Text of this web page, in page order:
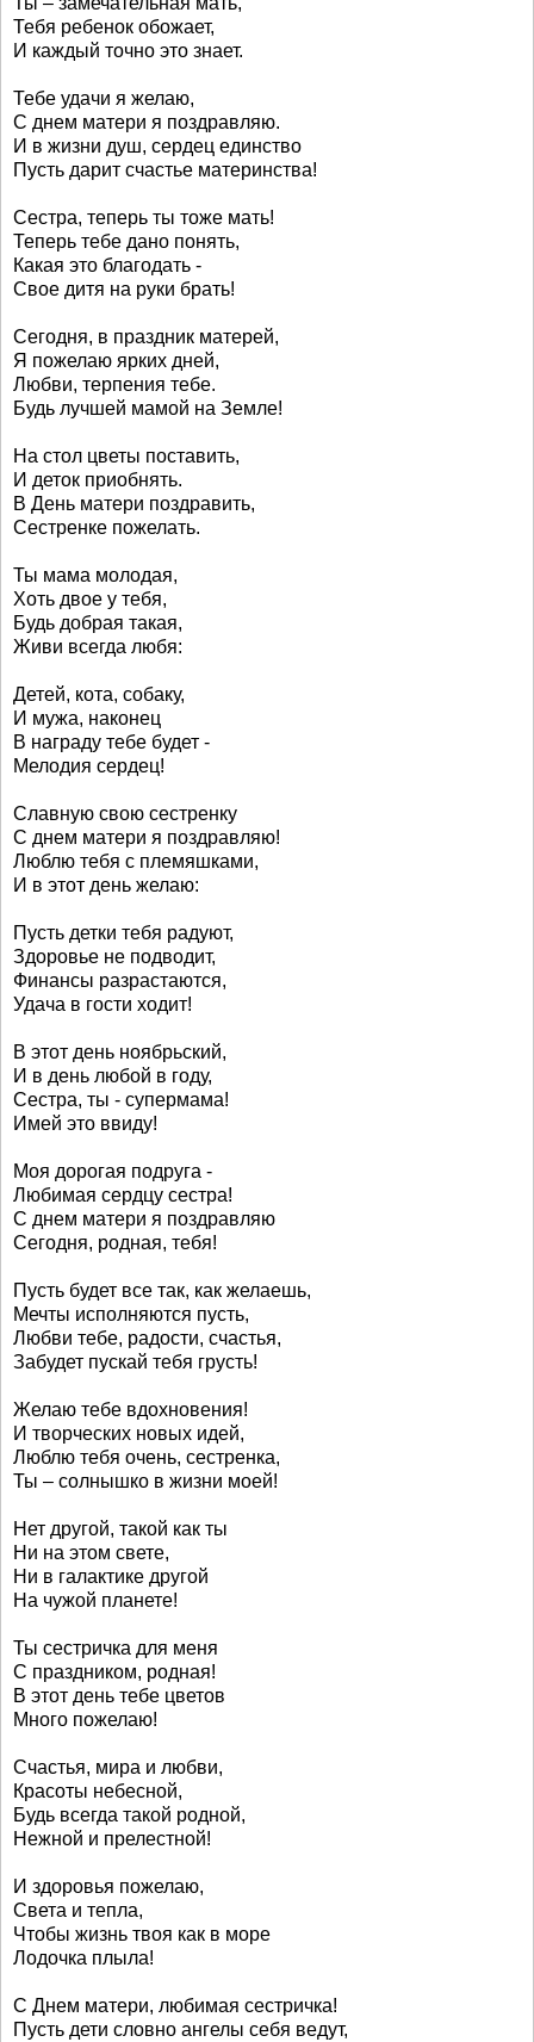
Тебя ребенок обожает,
И каждый точно это знает.
Тебе удачи я желаю,
С днем матери я поздравляю.
И в жизни душ, сердец единство
Пусть дарит счастье материнства!
Сестра, теперь ты тоже мать!
Теперь тебе дано понять,
Какая это благодать -
Свое дитя на руки брать!
Сегодня, в праздник матерей,
Я пожелаю ярких дней,
Любви, терпения тебе.
Будь лучшей мамой на Земле!
На стол цветы поставить,
И деток приобнять.
В День матери поздравить,
Сестренке пожелать.
Ты мама молодая,
Хоть двое у тебя,
Будь добрая такая,
Живи всегда любя:
Детей, кота, собаку,
И мужа, наконец
В награду тебе будет -
Мелодия сердец!
Славную свою сестренку
С днем матери я поздравляю!
Люблю тебя с племяшками,
И в этот день желаю:
Пусть детки тебя радуют,
Здоровье не подводит,
Финансы разрастаются,
Удача в гости ходит!
В этот день ноябрьский,
И в день любой в году,
Сестра, ты - супермама!
Имей это ввиду!
Моя дорогая подруга -
Любимая сердцу сестра!
С днем матери я поздравляю
Сегодня, родная, тебя!
Пусть будет все так, как желаешь,
Мечты исполняются пусть,
Любви тебе, радости, счастья,
Забудет пускай тебя грусть!
Желаю тебе вдохновения!
И творческих новых идей,
Люблю тебя очень, сестренка,
Ты – солнышко в жизни моей!
Нет другой, такой как ты
Ни на этом свете,
Ни в галактике другой
На чужой планете!
Ты сестричка для меня
С праздником, родная!
В этот день тебе цветов
Много пожелаю!
Счастья, мира и любви,
Красоты небесной,
Будь всегда такой родной,
Нежной и прелестной!
И здоровья пожелаю,
Света и тепла,
Чтобы жизнь твоя как в море
Лодочка плыла!
С Днем матери, любимая сестричка!
Пусть дети словно ангелы себя ведут,